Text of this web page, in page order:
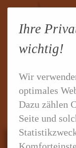
Ihre
wichtig!
Wir
optimales
Dazu zählen
Seite und